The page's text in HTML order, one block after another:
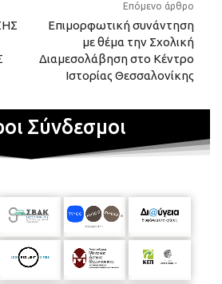
Επόμενο άρθρο
Επιμορφωτική συνάντηση
με θέμα την Σχολική
Διαμεσολάβηση στο Κέντρο
Ιστορίας Θεσσαλονίκης
Σύνδεσμοι